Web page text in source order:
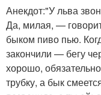
Анекдот:"У льва
Да, милая, —
быком пиво пью.
закончили — бегу
хорошо,
трубку, а бык